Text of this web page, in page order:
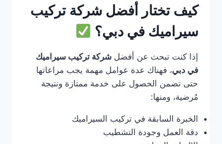
كيف تختار أفضل شركة تركيب
سيراميك في دبي؟
إذا كنت تبحث عن أفضل شركة تركيب سيراميك
في دبي، فهناك عدة عوامل مهمة يجب مراعاتها
حتى تضمن الحصول على خدمة ممتازة ونتيجة
مُرضية، ومنها:
الخبرة السابقة في تركيب السيراميك
دقة العمل وجودة التشطيب